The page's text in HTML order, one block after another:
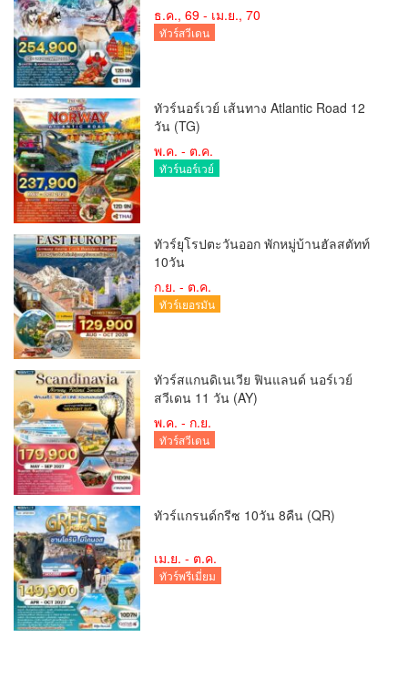
ธ.ค., 69 - เม.ย., 70
ทัวร์สวีเดน
ทัวร์นอร์เวย์ เส้นทาง Atlantic Road 12
วัน (TG)
พ.ค. - ต.ค.
ทัวร์นอร์เวย์
ทัวร์ยุโรปตะวันออก พักหมู่บ้านฮัลสตัทท์
10วัน
ก.ย. - ต.ค.
ทัวร์เยอรมัน
ทัวร์สแกนดิเนเวีย ฟินแลนด์ นอร์เวย์
สวีเดน 11 วัน (AY)
พ.ค. - ก.ย.
ทัวร์สวีเดน
ทัวร์แกรนด์กรีซ 10วัน 8คืน (QR)
เม.ย. - ต.ค.
ทัวร์พรีเมี่ยม